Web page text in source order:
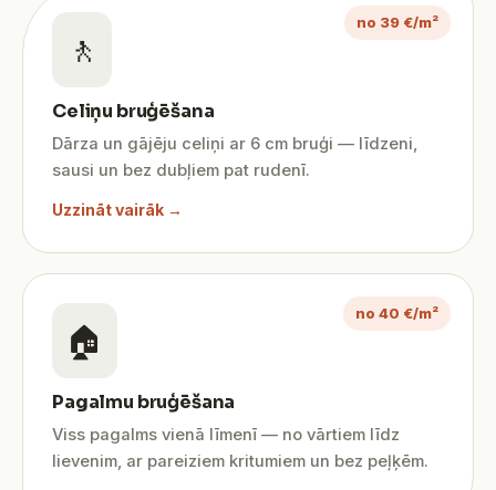
no 39 €/m²
🚶
Celiņu bruģēšana
Dārza un gājēju celiņi ar 6 cm bruģi — līdzeni,
sausi un bez dubļiem pat rudenī.
Uzzināt vairāk →
no 40 €/m²
🏠
Pagalmu bruģēšana
Viss pagalms vienā līmenī — no vārtiem līdz
lievenim, ar pareiziem kritumiem un bez peļķēm.